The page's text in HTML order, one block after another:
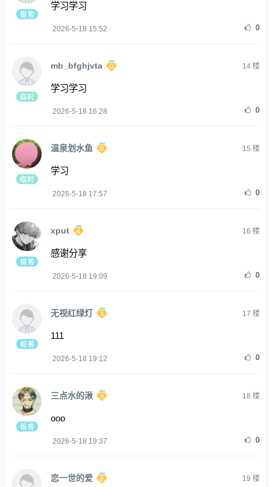
学习学习
2026-5-18 15:52 0
mb_bfghjvta 14楼
学习学习
2026-5-18 16:28 0
温泉划水鱼 15 楼
学习
2026-5-18 17:57 0
xput 16 楼
感谢分享
2026-5-18 19:09 0
无视红绿灯 17 楼
111
2026-5-18 19:12 0
三点水的湫 18 楼
ooo
2026-5-18 19:37 0
恋一世的爱 19 楼